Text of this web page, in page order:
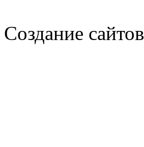
Создание сайтов